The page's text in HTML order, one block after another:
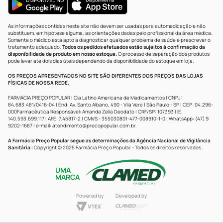
As informações contidas neste site não devem ser usadas para automedicação e não
substituem, em hipótese alguma, as orientações dadas pelo profissional da área médica.
Somente o médico está apto a diagnosticar qualquer problema de saúde e prescrever o
tratamento adequado. Todos os pedidos efetuados estão sujeitos à confirmação da
disponibilidade de produto em nosso estoque.O processo de separação dos produtos
pode levar até dois dias úteis dependendo da disponibilidade do estoque em loja.
OS PREÇOS APRESENTADOS NO SITE SÃO DIFERENTES DOS PREÇOS DAS LOJAS
FÍSICAS DE NOSSA REDE.
FARMÁCIA PREÇO POPULAR | Cia Latino Americana de Medicamentos | CNPJ:
84.683.481/0416-04 | End: Av. Santo Albano, 490 - Vila Vera | São Paulo - SP | CEP: 04.296-
000Farmacêutica Responsável: Amanda Zelia Deodato | CRF/SP: 107393 | IE:
140.593.699.117 | AFE: 7.45817-2 | CMVS - 355030801-477-008910-1-0 | WhatsApp: (47) 9
9202-1687 | e-mail: atendimento@precopopular.com.br.
A Farmácia Preço Popular segue as determinações da Agência Nacional de Vigilância
Sanitária | Copyright © 2025 Farmácia Preço Popular - Todos os direitos reservados.
UMA
MARCA
Powered by Developed by